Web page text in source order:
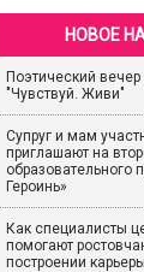
НОВОЕ
Поэтический
"Чувствуй. Живи"
Супруг и мам
приглашают на
образовательного
Героинь»
Как специалисты
помогают
построении карьеры